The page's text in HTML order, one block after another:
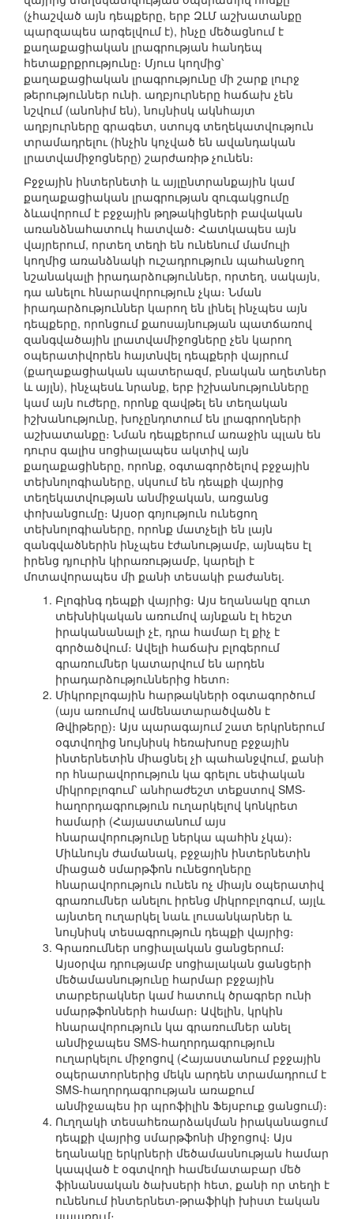
(չհաշված այն դեպքերը, երբ ԶԼՄ աշխատանքը
պարզապես արգելվում է), ինչը մեծացնում է
քաղաքացիական լրագրության հանդեպ
հետաքրքրությունը։ Մյուս կողմից՝
քաղաքացիական լրագրությունը մի շարք լուրջ
թերություններ ունի. աղբյուրները հաճախ չեն
նշվում (անոնիմ են), նույնիսկ ակնհայտ
աղբյուրները գրագետ, ստույգ տեղեկատվություն
տրամադրելու (ինչին կոչված են ավանդական
լրատվամիջոցները) շարժառիթ չունեն։
Բջջային ինտերնետի և այլընտրանքային կամ
քաղաքացիական լրագրության զուգակցումը
ձևավորում է բջջային թղթակիցների բավական
առանձնահատուկ հատված։ Հատկապես այն
վայրերում, որտեղ տեղի են ունենում մամուլի
կողմից առանձնակի ուշադրություն պահանջող
նշանակալի իրադարձություններ, որտեղ, սակայն,
դա անելու հնարավորություն չկա։ Նման
իրադարձություններ կարող են լինել ինչպես այն
դեպքերը, որոնցում քաոսայնության պատճառով
զանգվածային լրատվամիջոցները չեն կարող
օպերատիվորեն հայտնվել դեպքերի վայրում
(քաղաքացիական պատերազմ, բնական աղետներ
և այլն), ինչպեսև նրանք, երբ իշխանությունները
կամ այն ուժերը, որոնք զավթել են տեղական
իշխանությունը, խոչընդոտում են լրագրողների
աշխատանքը։ Նման դեպքերում առաջին պլան են
դուրս գալիս սոցիալապես ակտիվ այն
քաղաքացիները, որոնք, օգտագործելով բջջային
տեխնոլոգիաները, սկսում են դեպքի վայրից
տեղեկատվության անմիջական, առցանց
փոխանցումը։ Այսօր գոյություն ունեցող
տեխնոլոգիաները, որոնք մատչելի են լայն
զանգվածներին ինչպես էժանությամբ, այնպես էլ
իրենց դյուրին կիրառությամբ, կարելի է
մոտավորապես մի քանի տեսակի բաժանել.
Բլոգինգ դեպքի վայրից։ Այս եղանակը զուտ
տեխնիկական առումով այնքան էլ հեշտ
իրականանալի չէ, դրա համար էլ քիչ է
գործածվում։ Ավելի հաճախ բլոգերում
գրառումներ կատարվում են արդեն
իրադարձություններից հետո։
Միկրոբլոգային հարթակների օգտագործում
(այս առումով ամենատարածվածն է
Թվիթերը)։ Այս պարագայում շատ երկրներում
օգտվողից նույնիսկ հեռախոսը բջջային
ինտերնետին միացնել չի պահանջվում, քանի
որ հնարավորություն կա գրելու սեփական
միկրոբլոգում՝ անհրաժեշտ տեքստով SMS-
հաղորդագրություն ուղարկելով կոնկրետ
համարի (Հայաստանում այս
հնարավորությունը ներկա պահին չկա)։
Միևնույն ժամանակ, բջջային ինտերնետին
միացած սմարթֆոն ունեցողները
հնարավորություն ունեն ոչ միայն օպերատիվ
գրառումներ անելու իրենց միկրոբլոգում, այլև
այնտեղ ուղարկել նաև լուսանկարներ և
նույնիսկ տեսագրություն դեպքի վայրից։
Գրառումներ սոցիալական ցանցերում։
Այսօրվա դրությամբ սոցիալական ցանցերի
մեծամասնությունը հարմար բջջային
տարբերակներ կամ հատուկ ծրագրեր ունի
սմարթֆոնների համար։ Ավելին, կրկին
հնարավորություն կա գրառումներ անել
անմիջապես SMS-հաղորդագրություն
ուղարկելու միջոցով (Հայաստանում բջջային
օպերատորներից մեկն արդեն տրամադրում է
SMS-հաղորդագրության առաքում
անմիջապես իր պրոֆիլին Ֆեյսբուք ցանցում)։
Ուղղակի տեսահեռարձակման իրականացում
դեպքի վայրից սմարթֆոնի միջոցով։ Այս
եղանակը երկրների մեծամասնության համար
կապված է օգտվողի համեմատաբար մեծ
ֆինանսական ծախսերի հետ, քանի որ տեղի է
ունենում ինտերնետ-թրաֆիկի խիստ էական